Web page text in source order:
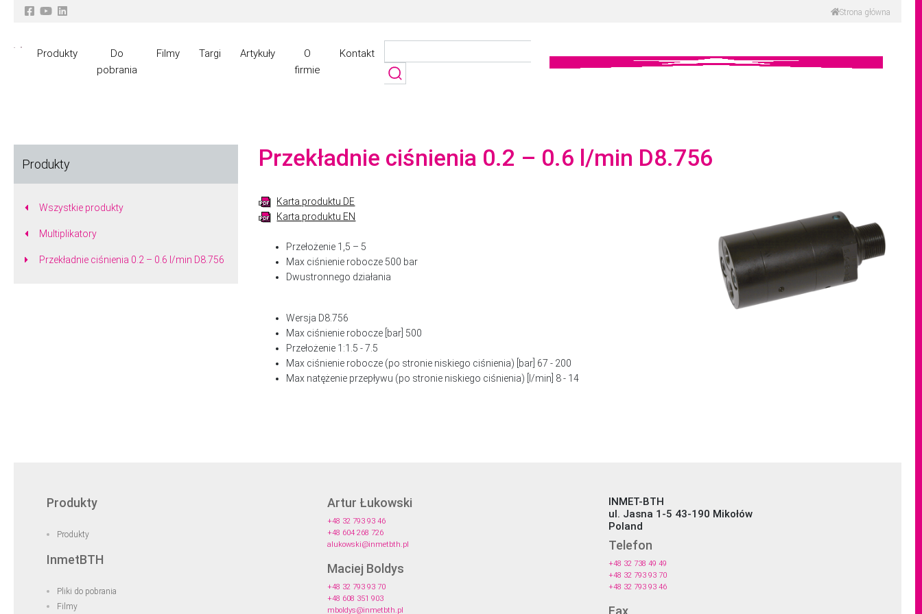
Strona główna
Produkty
Do
pobrania
Filmy Targi Artykuły
O
firmie
Kontakt
Produkty
Wszystkie produkty
Multiplikatory
Przekładnie ciśnienia 0.2 – 0.6 l/min D8.756
Przekładnie ciśnienia 0.2 – 0.6 l/min D8.756
Karta produktu DE
Karta produktu EN
Przełożenie 1,5 – 5
Max ciśnienie robocze 500 bar
Dwustronnego działania
Wersja D8.756
Max ciśnienie robocze [bar] 500
Przełożenie 1:1.5 - 7.5
Max ciśnienie robocze (po stronie niskiego ciśnienia) [bar] 67 - 200
Max natężenie przepływu (po stronie niskiego ciśnienia) [l/min] 8 - 14
Produkty
Produkty
InmetBTH
Pliki do pobrania
Filmy
Artur Łukowski
+48 32 793 93 46
+48 604 268 726
alukowski@inmetbth.pl
Maciej Boldys
+48 32 793 93 70
+48 608 351 903
mboldys@inmetbth.pl
INMET-BTH
ul. Jasna 1-5 43-190 Mikołów
Poland
Telefon
+48 32 738 49 49
+48 32 793 93 70
+48 32 793 93 46
Fax